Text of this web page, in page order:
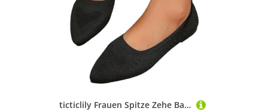
ticticlily Frauen Spitze Zehe Ballett Flach Strickkleid Schuhe Ballerinas Komfort Slip On Flats Schuhe für Frau Klassische Schuhe A Schwarz 41 EU